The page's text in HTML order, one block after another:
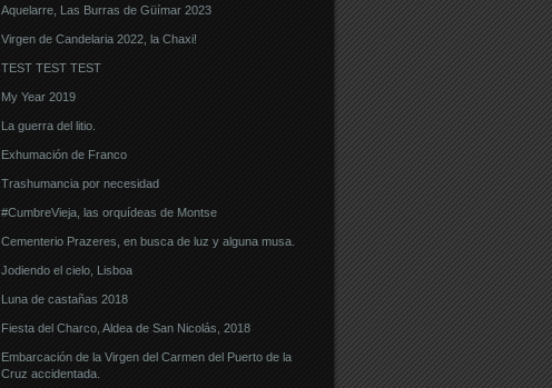
Aquelarre, Las Burras de Güímar 2023
Virgen de Candelaria 2022, la Chaxi!
TEST TEST TEST
My Year 2019
La guerra del litio.
Exhumación de Franco
Trashumancia por necesidad
#CumbreVieja, las orquídeas de Montse
Cementerio Prazeres, en busca de luz y alguna musa.
Jodiendo el cielo, Lisboa
Luna de castañas 2018
Fiesta del Charco, Aldea de San Nicolás, 2018
Embarcación de la Virgen del Carmen del Puerto de la
Cruz accidentada.